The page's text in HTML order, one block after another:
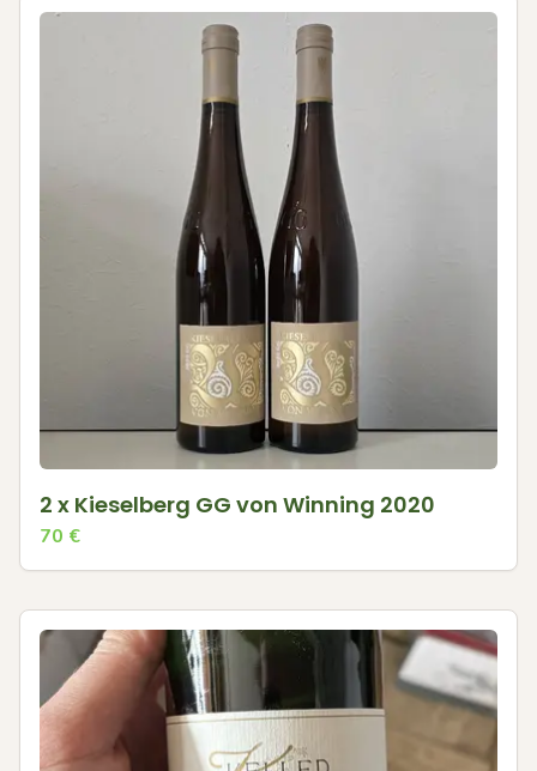
2 x Kieselberg GG von Winning 2020
70 €